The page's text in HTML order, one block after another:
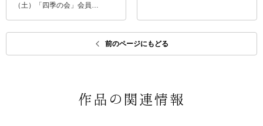
（土）「四季の会」会員…
前のページにもどる
作品の関連情報